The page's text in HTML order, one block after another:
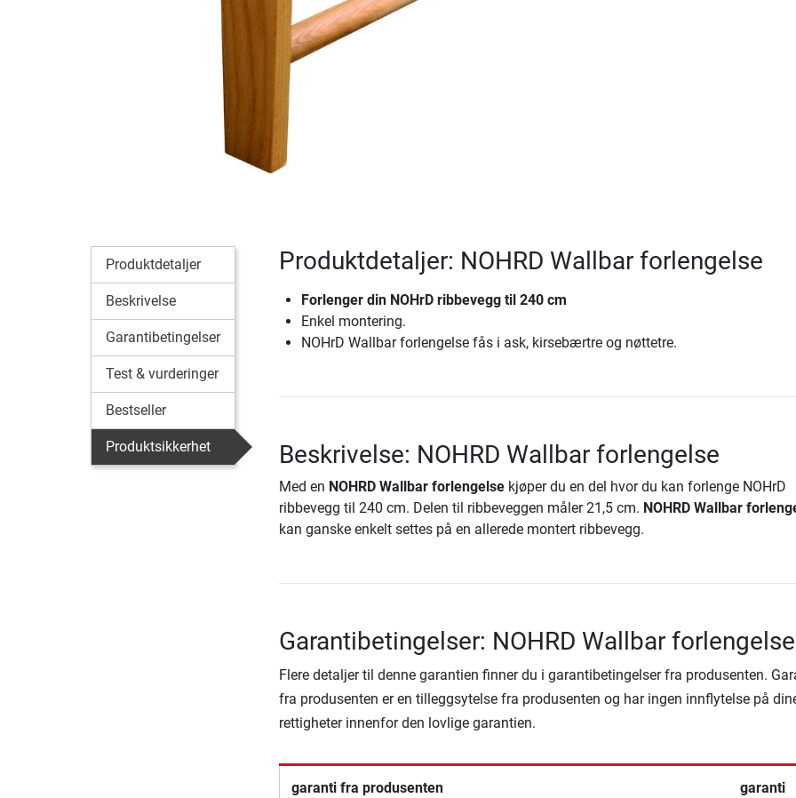
Produktdetaljer
Beskrivelse
Garantibetingelser
Test & vurderinger
Bestseller
Produktsikkerhet
Produktdetaljer: NOHRD Wallbar forlengelse
Forlenger din NOHrD ribbevegg til 240 cm
Enkel montering.
NOHrD Wallbar forlengelse fås i ask, kirsebærtre og nøttetre.
Beskrivelse: NOHRD Wallbar forlengelse
Med en NOHRD Wallbar forlengelsekjøper du en del hvor du kan forlenge NOHrD
ribbevegg til 240 cm. Delen til ribbeveggen måler 21,5 cm. NOHRD Wallbar
kan ganske enkelt settes på en allerede montert ribbevegg.
Garantibetingelser: NOHRD Wallbar forlengelse
Flere detaljer til denne garantien finner du i garantibetingelser fra produsenten.
fra produsenten er en tilleggsytelse fra produsenten og har ingen innflytelse på
rettigheter innenfor den lovlige garantien.
garanti fra produsenten garanti